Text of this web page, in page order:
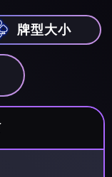
牌型大小